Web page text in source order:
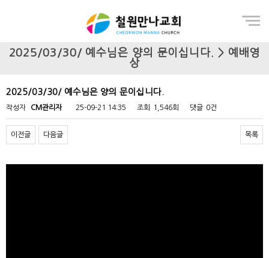
2025/03/30/ 예수님은 양의 문이십니다. > 예배영
상
2025/03/30/ 예수님은 양의 문이십니다.
작성자 CM관리자 25-09-21 14:35 조회 1,546회 댓글 0건
이전글 다음글 목록